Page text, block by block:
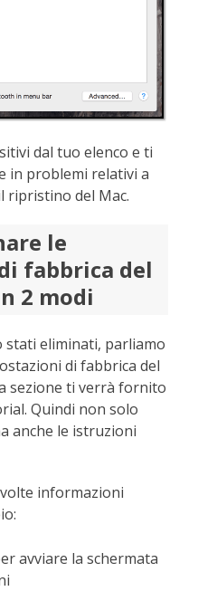
dal tuo elenco e ti
in problemi relativi a
ripristino del Mac.
le
fabbrica del
2 modi
stati eliminati, parliamo
di fabbrica del
sezione ti verrà fornito
Quindi non solo
anche le istruzioni
informazioni
avviare la schermata